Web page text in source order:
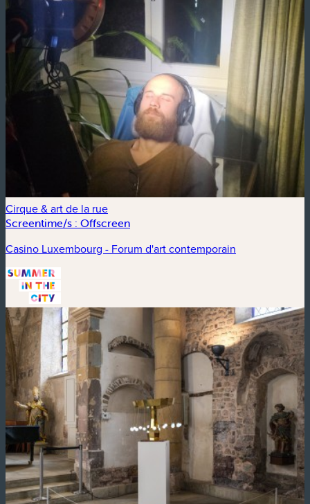
Cirque & art de la rue
Screentime/s : Offscreen
Casino Luxembourg - Forum d'art contemporain